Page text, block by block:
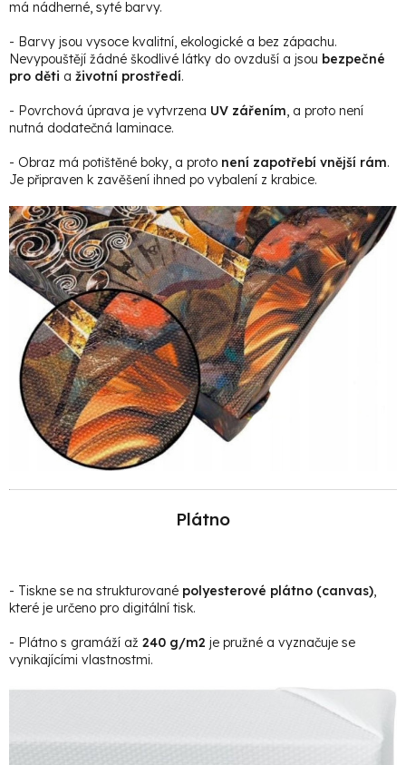
má nádherné, syté barvy.
- Barvy jsou vysoce kvalitní, ekologické a bez zápachu.
Nevypouštějí žádné škodlivé látky do ovzduší a jsou bezpečné
pro děti a životní prostředí.
- Povrchová úprava je vytvrzena UV zářením, a proto není
nutná dodatečná laminace.
- Obraz má potištěné boky, a proto není zapotřebí vnější rám.
Je připraven k zavěšení ihned po vybalení z krabice.
Plátno
- Tiskne se na strukturované polyesterové plátno (canvas),
které je určeno pro digitální tisk.
- Plátno s gramáží až 240 g/m2 je pružné a vyznačuje se
vynikajícími vlastnostmi.